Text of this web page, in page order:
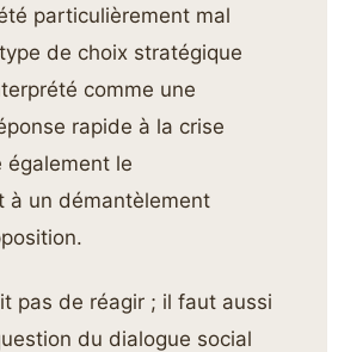
particulièrement mal
de choix stratégique
comme une
rapide à la crise
également le
à un démantèlement
pas de réagir ; il faut aussi
du dialogue social